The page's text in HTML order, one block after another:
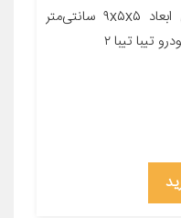
معرفی محصول جزئیات محصول ابعاد ۹x۵x۵ سانتی‌متر
تیبا ۲